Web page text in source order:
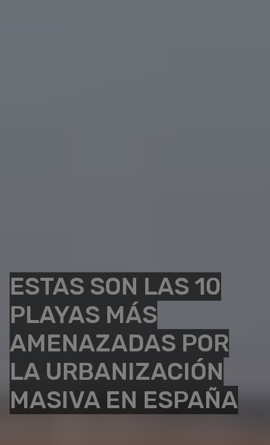
ESTAS SON LAS 10
PLAYAS MÁS
AMENAZADAS POR
LA URBANIZACIÓN
MASIVA EN ESPAÑA